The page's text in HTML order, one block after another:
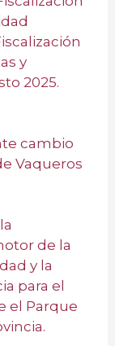
y
2025.
cambio
Vaqueros
de la
y la
para el
el Parque